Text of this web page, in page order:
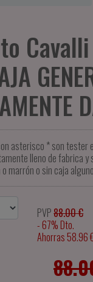
asterisco * son tester
lleno de fabrica y
marrón o sin caja
PVP88.00 €
- 67% Dto.
Ahorras 58.96